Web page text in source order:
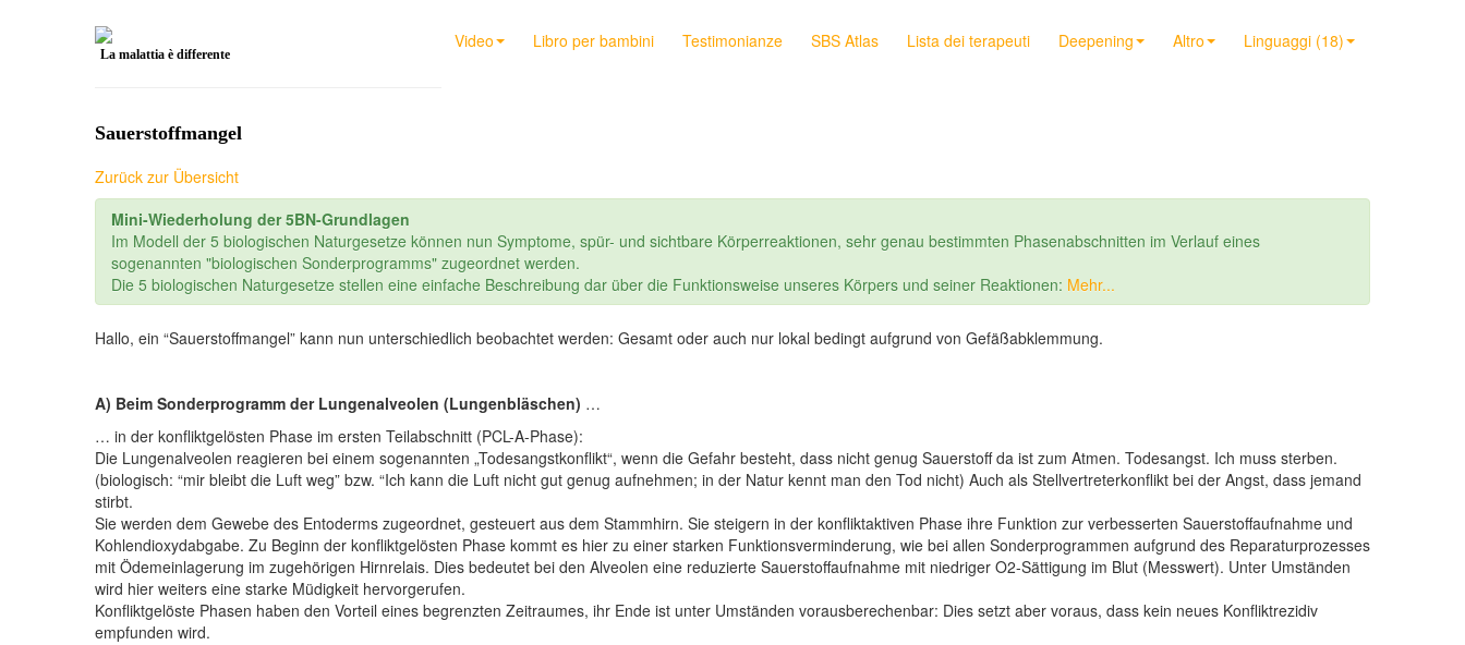
Video Libro per bambini Testimonianze SBS Atlas Lista dei terapeuti Deepening Altro Linguaggi (18)
La malattia è differente
Sauerstoffmangel
Zurück zur Übersicht
Mini-Wiederholung der 5BN-Grundlagen
Im Modell der 5 biologischen Naturgesetze können nun Symptome, spür- und sichtbare Körperreaktionen, sehr genau bestimmten Phasenabschnitten im Verlauf eines
sogenannten "biologischen Sonderprogramms" zugeordnet werden.
Die 5 biologischen Naturgesetze stellen eine einfache Beschreibung dar über die Funktionsweise unseres Körpers und seiner Reaktionen: Mehr...
Hallo, ein “Sauerstoffmangel” kann nun unterschiedlich beobachtet werden: Gesamt oder auch nur lokal bedingt aufgrund von Gefäßabklemmung.
A) Beim Sonderprogramm der Lungenalveolen (Lungenbläschen) …
… in der konfliktgelösten Phase im ersten Teilabschnitt (PCL-A-Phase):
Die Lungenalveolen reagieren bei einem sogenannten „Todesangstkonflikt“, wenn die Gefahr besteht, dass nicht genug Sauerstoff da ist zum Atmen. Todesangst. Ich muss sterben.
(biologisch: “mir bleibt die Luft weg” bzw. “Ich kann die Luft nicht gut genug aufnehmen; in der Natur kennt man den Tod nicht) Auch als Stellvertreterkonflikt bei der Angst, dass jemand
stirbt.
Sie werden dem Gewebe des Entoderms zugeordnet, gesteuert aus dem Stammhirn. Sie steigern in der konfliktaktiven Phase ihre Funktion zur verbesserten Sauerstoffaufnahme und
Kohlendioxydabgabe. Zu Beginn der konfliktgelösten Phase kommt es hier zu einer starken Funktionsverminderung, wie bei allen Sonderprogrammen aufgrund des Reparaturprozesses
mit Ödemeinlagerung im zugehörigen Hirnrelais. Dies bedeutet bei den Alveolen eine reduzierte Sauerstoffaufnahme mit niedriger O2-Sättigung im Blut (Messwert). Unter Umständen
wird hier weiters eine starke Müdigkeit hervorgerufen.
Konfliktgelöste Phasen haben den Vorteil eines begrenzten Zeitraumes, ihr Ende ist unter Umständen vorausberechenbar: Dies setzt aber voraus, dass kein neues Konfliktrezidiv
empfunden wird.